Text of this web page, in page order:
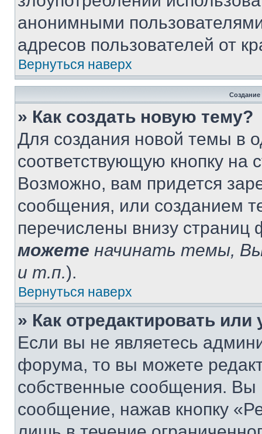
анонимными
адресов пользователей от
Вернуться наверх
» Как создать новую тему?
Для создания новой темы в
соответствующую кнопку
Возможно, вам придется
сообщения, или созданием
перечислены внизу
можете начинать темы,
и т.п.).
Вернуться наверх
» Как отредактировать
Если вы не являетесь
форума, то вы можете
собственные сообщения. Вы
сообщение, нажав кнопку